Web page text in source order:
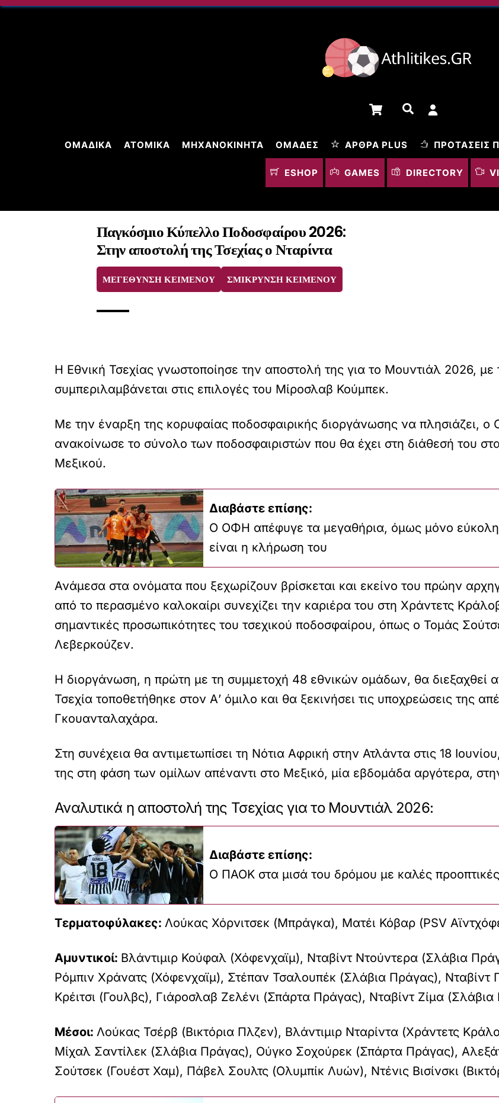
Skip
Cart Αναζήτηση
ΟΜΑΔΙΚΆ ΑΤΟΜΙΚΆ ΜΗΧΑΝΟΚΊΝΗΤΑ ΟΜΆΔΕΣ ΆΡΘΡΑ PLUS ΠΡΟΤΆΣΕΙΣ
ESHOP GAMES DIRECTORY
Παγκόσμιο Κύπελλο Ποδοσφαίρου 2026:
Στην αποστολή της Τσεχίας ο Νταρίντα
ΜΕΓΕΘΥΝΣΗ ΚΕΙΜΕΝΟΥ ΣΜΙΚΡΥΝΣΗ ΚΕΙΜΕΝΟΥ
Η Εθνική Τσεχίας γνωστοποίησε την αποστολή της για το Μουντιάλ 2026, με
συμπεριλαμβάνεται στις επιλογές του Μίροσλαβ Κούμπεκ.
Με την έναρξη της κορυφαίας ποδοσφαιρικής διοργάνωσης να πλησιάζει, ο
ανακοίνωσε το σύνολο των ποδοσφαιριστών που θα έχει στη διάθεσή του
Μεξικού.
Διαβάστε επίσης:
Ο ΟΦΗ απέφυγε τα μεγαθήρια, όμως μόνο
είναι η κλήρωση του
Ανάμεσα στα ονόματα που ξεχωρίζουν βρίσκεται και εκείνο του πρώην
από το περασμένο καλοκαίρι συνεχίζει την καριέρα του στη Χράντετς
σημαντικές προσωπικότητες του τσεχικού ποδοσφαίρου, όπως ο Τομάς
Λεβερκούζεν.
Η διοργάνωση, η πρώτη με τη συμμετοχή 48 εθνικών ομάδων, θα διεξαχθεί
Τσεχία τοποθετήθηκε στον Α’ όμιλο και θα ξεκινήσει τις υποχρεώσεις της
Γκουανταλαχάρα.
Στη συνέχεια θα αντιμετωπίσει τη Νότια Αφρική στην Ατλάντα στις 18
της στη φάση των ομίλων απέναντι στο Μεξικό, μία εβδομάδα αργότερα,
Αναλυτικά η αποστολή της Τσεχίας για το Μουντιάλ 2026:
Διαβάστε επίσης:
Ο ΠΑΟΚ στα μισά του δρόμου με καλές
Τερματοφύλακες: Λούκας Χόρνιτσεκ (Μπράγκα), Ματέι Κόβαρ (PSV
Αμυντικοί: Βλάντιμιρ Κούφαλ (Χόφενχαϊμ), Νταβίντ Ντούντερα (Σλάβια
Ρόμπιν Χράνατς (Χόφενχαϊμ), Στέπαν Τσαλουπέκ (Σλάβια Πράγας), Νταβίντ
Κρέιτσι (Γουλβς), Γιάροσλαβ Ζελένι (Σπάρτα Πράγας), Νταβίντ Ζίμα
Μέσοι: Λούκας Τσέρβ (Βικτόρια Πλζεν), Βλάντιμιρ Νταρίντα (Χράντετς
Μίχαλ Σαντίλεκ (Σλάβια Πράγας), Ούγκο Σοχούρεκ (Σπάρτα Πράγας),
Σούτσεκ (Γουέστ Χαμ), Πάβελ Σουλτς (Ολυμπίκ Λυών), Ντένις Βισίνσκι